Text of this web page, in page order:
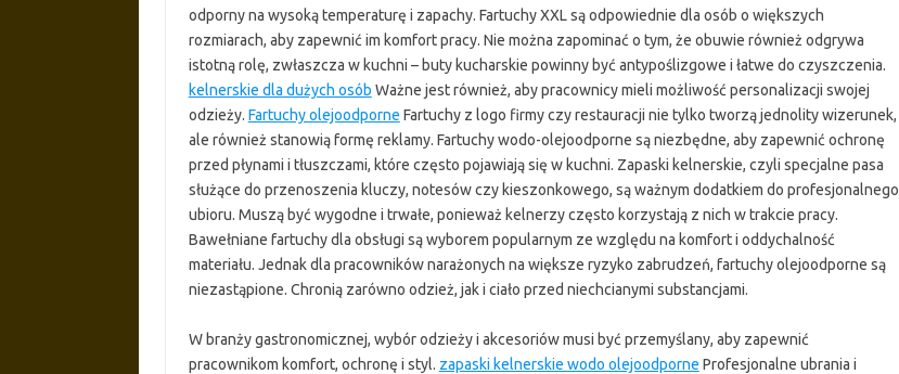
odporny na wysoką temperaturę i zapachy. Fartuchy XXL są odpowiednie dla osób o większych
rozmiarach, aby zapewnić im komfort pracy. Nie można zapominać o tym, że obuwie również odgrywa
istotną rolę, zwłaszcza w kuchni – buty kucharskie powinny być antypoślizgowe i łatwe do czyszczenia.
kelnerskie dla dużych osób Ważne jest również, aby pracownicy mieli możliwość personalizacji swojej
odzieży. Fartuchy olejoodporne Fartuchy z logo firmy czy restauracji nie tylko tworzą jednolity wizerunek,
ale również stanowią formę reklamy. Fartuchy wodo-olejoodporne są niezbędne, aby zapewnić ochronę
przed płynami i tłuszczami, które często pojawiają się w kuchni. Zapaski kelnerskie, czyli specjalne pasa
służące do przenoszenia kluczy, notesów czy kieszonkowego, są ważnym dodatkiem do profesjonalnego
ubioru. Muszą być wygodne i trwałe, ponieważ kelnerzy często korzystają z nich w trakcie pracy.
Bawełniane fartuchy dla obsługi są wyborem popularnym ze względu na komfort i oddychalność
materiału. Jednak dla pracowników narażonych na większe ryzyko zabrudzeń, fartuchy olejoodporne są
niezastąpione. Chronią zarówno odzież, jak i ciało przed niechcianymi substancjami.
W branży gastronomicznej, wybór odzieży i akcesoriów musi być przemyślany, aby zapewnić
pracownikom komfort, ochronę i styl. zapaski kelnerskie wodo olejoodporne Profesjonalne ubrania i